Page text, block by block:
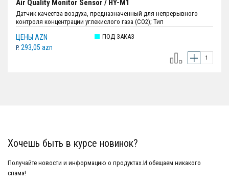
Air Quality Monitor Sensor / HY-M1
Датчик качества воздуха, предназначенный для непрерывного
контроля концентрации углекислого газа (CO2); Тип
измерения CO2:400 ppm-5000 ppm; Дисплей:4,23" экран E-ink;
Источник питания:DC 5V / 1A; Размеры:108 мм x 91 мм x 43.7 мм;
ЦЕНЫ AZN
P. 293,05 azn
ПОД ЗАКАЗ
Хочешь быть в курсе новинок?
Получайте новости и информацию о продуктах.И обещаем никакого
спама!